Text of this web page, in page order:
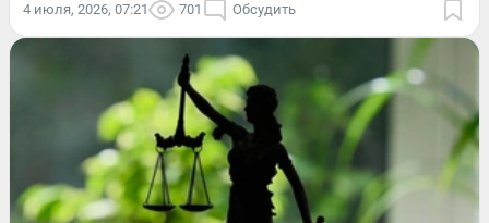
4 июля, 2026, 07:21 701 Обсудить